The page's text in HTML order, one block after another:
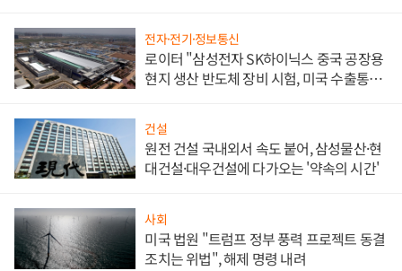
전자·전기·정보통신
로이터 "삼성전자 SK하이닉스 중국 공장용
현지 생산 반도체 장비 시험, 미국 수출통제
건설
원전 건설 국내외서 속도 붙어, 삼성물산·현
대건설·대우건설에 다가오는 '약속의 시간'
사회
미국 법원 "트럼프 정부 풍력 프로젝트 동결
조치는 위법", 해제 명령 내려